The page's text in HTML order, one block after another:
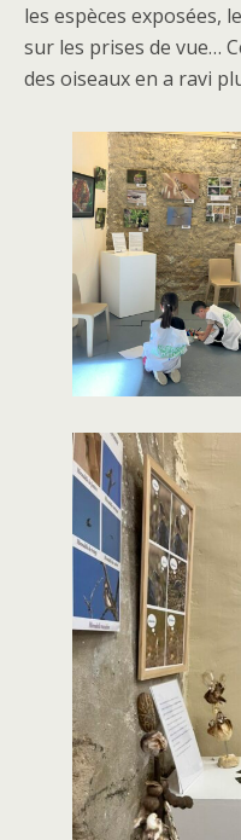
les espèces exposées,
sur les prises de vue…
des oiseaux en a ravi